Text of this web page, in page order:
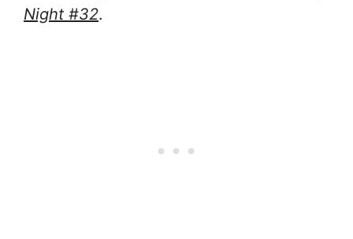
Night #32.